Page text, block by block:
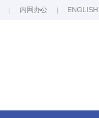
内网办公 ENGLISH